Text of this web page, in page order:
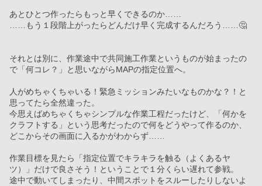
あとひとつ作ったらもっと早くできるのか……
……もう１段階上がったらどんだけ早く完成するんだろう……🤔
それとは別に、作業途中で共同施工作業というものが始まったの
で「何コレ？」と思いながらMAPの指定位置へ。
人がめちゃくちゃいる！緊急ミッションみたいなものかな？！と
思ってたら全然違った。
今思えばめちゃくちゃシンプルな作業工程だったけど、「何かを
クラフトする」という思考だったので何をどうやって作るのか、
どこからその画面に入るかがわからず……
作業目標を見たら「指定位置でキラキラを触る（よくあるヤ
ツ）」だけで良さそう！ということで１分くらい遅れて参戦。
途中で動いてしまったり、中間スポットをスルーしたりしないよ